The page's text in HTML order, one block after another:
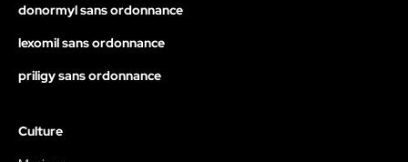
donormyl sans ordonnance
lexomil sans ordonnance
priligy sans ordonnance
Culture